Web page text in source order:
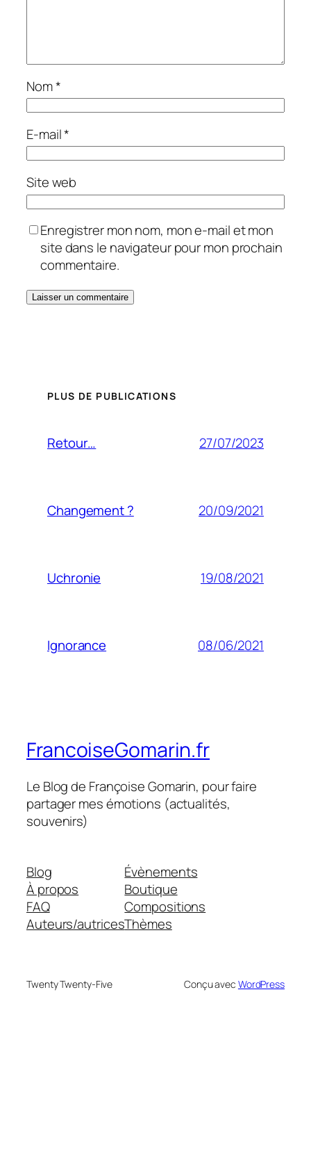
Nom*
E-mail*
Site web
Enregistrer mon nom, mon e-mail et mon
site dans le navigateur pour mon prochain
commentaire.
PLUS DE PUBLICATIONS
Retour… 27/07/2023
Changement ? 20/09/2021
Uchronie 19/08/2021
Ignorance 08/06/2021
FrancoiseGomarin.fr
Le Blog de Françoise Gomarin, pour faire
partager mes émotions (actualités,
souvenirs)
Blog
À propos
FAQ
Auteurs/autrices
Évènements
Boutique
Compositions
Thèmes
Twenty Twenty-Five Conçu avec WordPress